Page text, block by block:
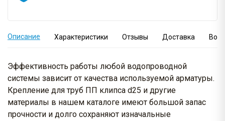
Описание Характеристики Отзывы Доставка
Эффективность работы любой водопроводной
системы зависит от качества используемой арматуры.
Крепление для труб ПП клипса d25 и другие
материалы в нашем каталоге имеют большой запас
прочности и долго сохраняют изначальные